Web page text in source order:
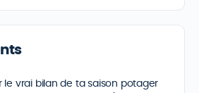
vrai bilan de ta saison potager